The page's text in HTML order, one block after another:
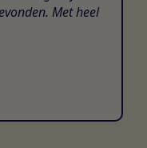
Met heel